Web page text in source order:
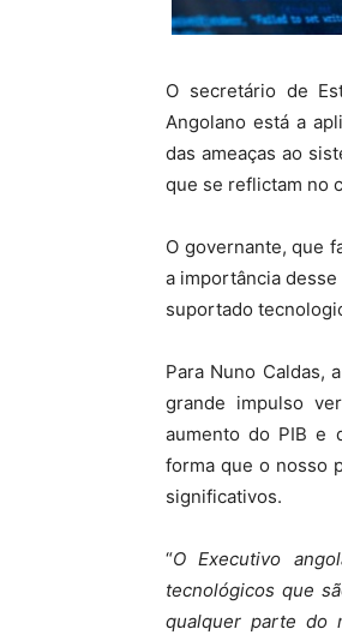
O secretário de
Angolano está a
das ameaças ao
que se reflictam no
O governante, que
a importância
suportado
Para Nuno Caldas,
grande impulso
aumento do PIB e
forma que o nosso
significativos.
“O Executivo
tecnológicos que
qualquer parte do